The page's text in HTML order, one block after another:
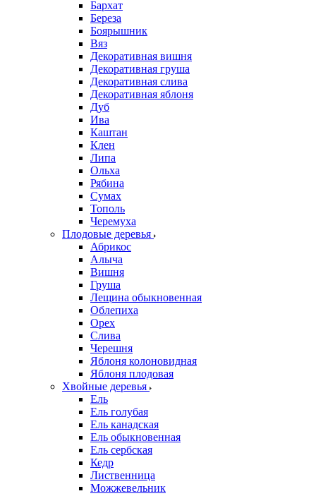
Бархат
Береза
Боярышник
Вяз
Декоративная вишня
Декоративная груша
Декоративная слива
Декоративная яблоня
Дуб
Ива
Каштан
Клен
Липа
Ольха
Рябина
Сумах
Тополь
Черемуха
Плодовые деревья
Абрикос
Алыча
Вишня
Груша
Лещина обыкновенная
Облепиха
Орех
Слива
Черешня
Яблоня колоновидная
Яблоня плодовая
Хвойные деревья
Ель
Ель голубая
Ель канадская
Ель обыкновенная
Ель сербская
Кедр
Лиственница
Можжевельник